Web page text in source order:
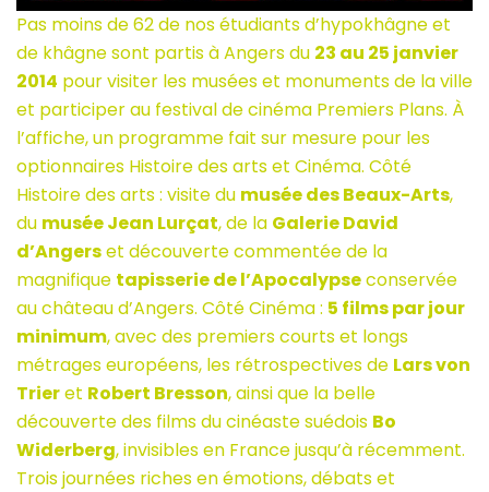
Pas moins de 62 de nos étudiants d’hypokhâgne et
de khâgne sont partis à Angers du 23 au 25 janvier
2014 pour visiter les musées et monuments de la ville
et participer au festival de cinéma Premiers Plans. À
l’affiche, un programme fait sur mesure pour les
optionnaires Histoire des arts et Cinéma. Côté
Histoire des arts : visite du musée des Beaux-Arts,
du musée Jean Lurçat, de la Galerie David
d’Angerset découverte commentée de la
magnifique tapisserie de l’Apocalypseconservée
au château d’Angers. Côté Cinéma : 5 films par jour
minimum, avec des premiers courts et longs
métrages européens, les rétrospectives de Lars von
Trieret Robert Bresson, ainsi que la belle
découverte des films du cinéaste suédois Bo
Widerberg, invisibles en France jusqu’à récemment.
Trois journées riches en émotions, débats et